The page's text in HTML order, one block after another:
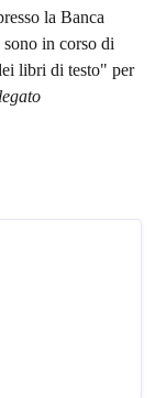
la Banca
in corso di
libri di testo" per